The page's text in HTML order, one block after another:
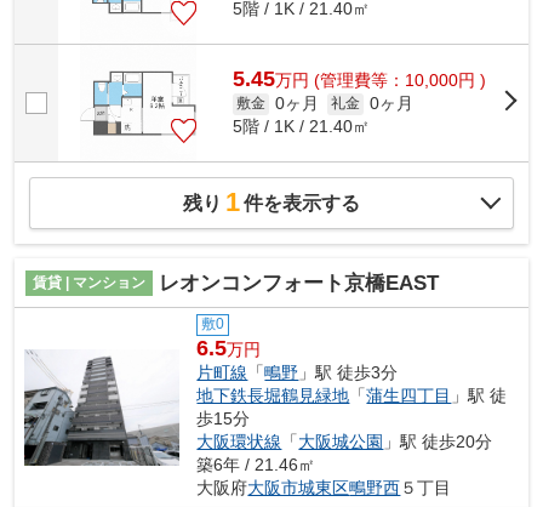
5階 / 1K / 21.40㎡
5.45万円 (管理費等：10,000円 )
敷金 0ヶ月 礼金 0ヶ月
5階 / 1K / 21.40㎡
残り 1件を表示する
賃貸 | マンション レオンコンフォート京橋EAST
敷0
6.5万円
片町線 「鴫野 」駅 徒歩3分
地下鉄長堀鶴見緑地 「蒲生四丁目 」駅 徒
歩15分
大阪環状線 「大阪城公園 」駅 徒歩20分
築6年 / 21.46㎡
大阪府大阪市城東区鴫野西５丁目